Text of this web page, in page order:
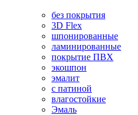
без покрытия
3D Flex
шпонированные
ламинированные
покрытие ПВХ
экошпон
эмалит
с патиной
влагостойкие
Эмаль